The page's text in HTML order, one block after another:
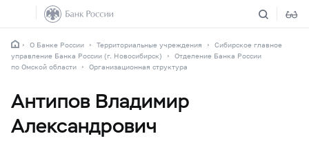
О Банке России Территориальные учреждения
Сибирское главное
управление Банка России (г. Новосибирск)
Отделение Банка России
по Омской области
Организационная структура
Антипов Владимир
Александрович